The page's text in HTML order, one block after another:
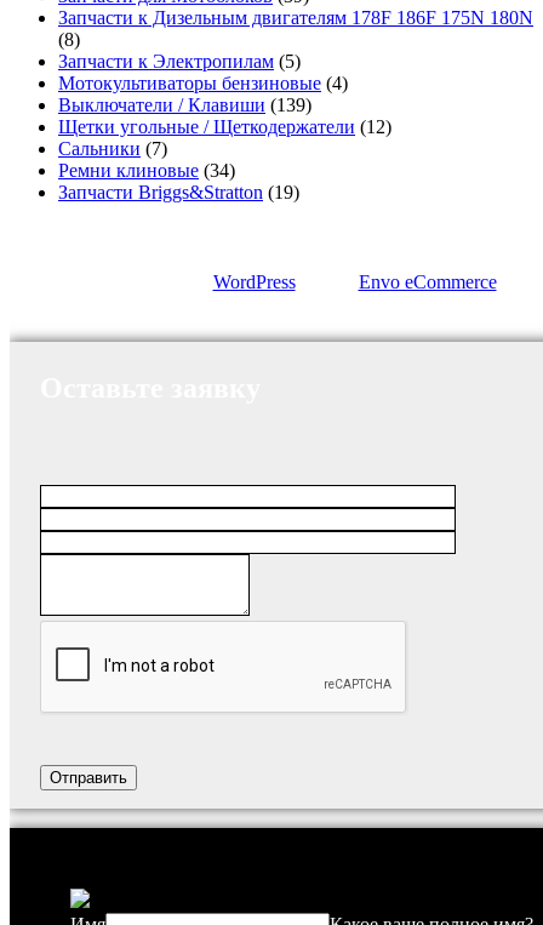
Запчасти к Дизельным двигателям 178F 186F 175N 180N
(8)
Запчасти к Электропилам (5)
Мотокультиваторы бензиновые (4)
Выключатели / Клавиши (139)
Щетки угольные / Щеткодержатели (12)
Сальники (7)
Ремни клиновые (34)
Запчасти Briggs&Stratton (19)
WordPress Envo eCommerce